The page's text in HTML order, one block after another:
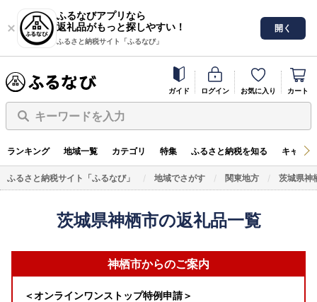
ふるなびアプリなら
返礼品がもっと探しやすい！
ふるさと納税サイト「ふるなび」
開く
ガイド ログイン お気に入り カート
キーワードを入力
ランキング 地域一覧 カテゴリ 特集 ふるさと納税を知る キャン
ふるさと納税サイト「ふるなび」 地域でさがす 関東地方 茨城県神
茨城県神栖市の返礼品一覧
神栖市からのご案内
＜オンラインワンストップ特例申請＞